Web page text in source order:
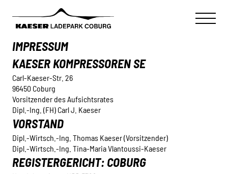
IMPRESSUM
KAESER KOMPRESSOREN SE
Carl-Kaeser-Str. 26
96450 Coburg
Vorsitzender des Aufsichtsrates
Dipl.-Ing. (FH) Carl J. Kaeser
VORSTAND
Dipl.-Wirtsch.-Ing. Thomas Kaeser (Vorsitzender)
Dipl.-Wirtsch.-Ing. Tina-Maria Vlantoussi-Kaeser
REGISTERGERICHT: COBURG